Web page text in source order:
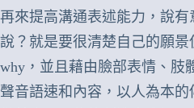
再來提高溝通表述能力，說有
說？就是要很清楚自己的願景
why，並且藉由臉部表情、肢
聲音語速和內容，以人為本